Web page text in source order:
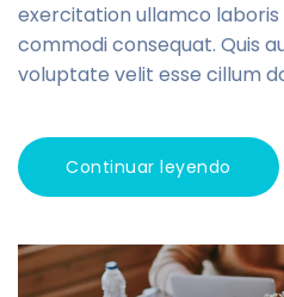
exercitation ullamco laboris
commodi consequat. Quis
voluptate velit esse cillum
Continuar leyendo